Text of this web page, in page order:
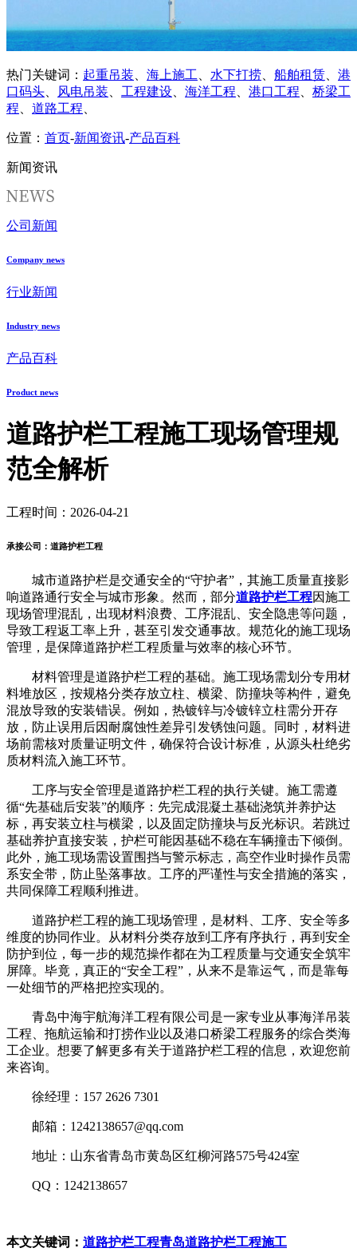
热门关键词： 起重吊装、 海上施工、 水下打捞、 船舶租赁、 港
口码头、 风电吊装、 工程建设、 海洋工程、 港口工程、 桥梁工
程、 道路工程、
位置： 首页-新闻资讯-产品百科
新闻资讯
公司新闻
Company news
行业新闻
Industry news
产品百科
Product news
道路护栏工程施工现场管理规
范全解析
工程时间：2026-04-21
承接公司：道路护栏工程
城市道路护栏是交通安全的“守护者”，其施工质量直接影
响道路通行安全与城市形象。然而，部分道路护栏工程因施工
现场管理混乱，出现材料浪费、工序混乱、安全隐患等问题，
导致工程返工率上升，甚至引发交通事故。规范化的施工现场
管理，是保障道路护栏工程质量与效率的核心环节。
材料管理是道路护栏工程的基础。施工现场需划分专用材
料堆放区，按规格分类存放立柱、横梁、防撞块等构件，避免
混放导致的安装错误。例如，热镀锌与冷镀锌立柱需分开存
放，防止误用后因耐腐蚀性差异引发锈蚀问题。同时，材料进
场前需核对质量证明文件，确保符合设计标准，从源头杜绝劣
质材料流入施工环节。
工序与安全管理是道路护栏工程的执行关键。施工需遵
循“先基础后安装”的顺序：先完成混凝土基础浇筑并养护达
标，再安装立柱与横梁，以及固定防撞块与反光标识。若跳过
基础养护直接安装，护栏可能因基础不稳在车辆撞击下倾倒。
此外，施工现场需设置围挡与警示标志，高空作业时操作员需
系安全带，防止坠落事故。工序的严谨性与安全措施的落实，
共同保障工程顺利推进。
道路护栏工程的施工现场管理，是材料、工序、安全等多
维度的协同作业。从材料分类存放到工序有序执行，再到安全
防护到位，每一步的规范操作都在为工程质量与交通安全筑牢
屏障。毕竟，真正的“安全工程”，从来不是靠运气，而是靠每
一处细节的严格把控实现的。
青岛中海宇航海洋工程有限公司是一家专业从事海洋吊装
工程、拖航运输和打捞作业以及港口桥梁工程服务的综合类海
工企业。想要了解更多有关于道路护栏工程的信息，欢迎您前
来咨询。
徐经理：157 2626 7301
邮箱：1242138657@qq.com
地址：山东省青岛市黄岛区红柳河路575号424室
QQ：1242138657
本文关键词： 道路护栏工程青岛道路护栏工程施工